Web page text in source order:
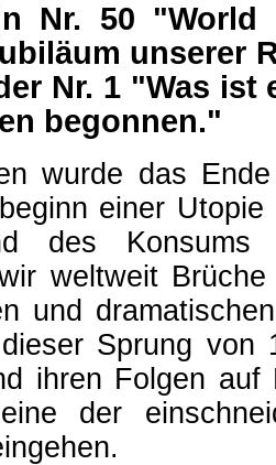
Nr. 50 "World
unserer
Nr. 1 "Was
begonnen."
wurde das
einer
des Konsums
weltweit
und
Sprung von
ihren Folgen
der